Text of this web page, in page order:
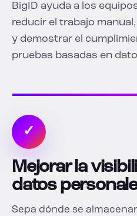
BigID ayuda a los
reducir el trabajo
y demostrar el
pruebas basadas en
✓
Mejorar la
datos
Sepa dónde se